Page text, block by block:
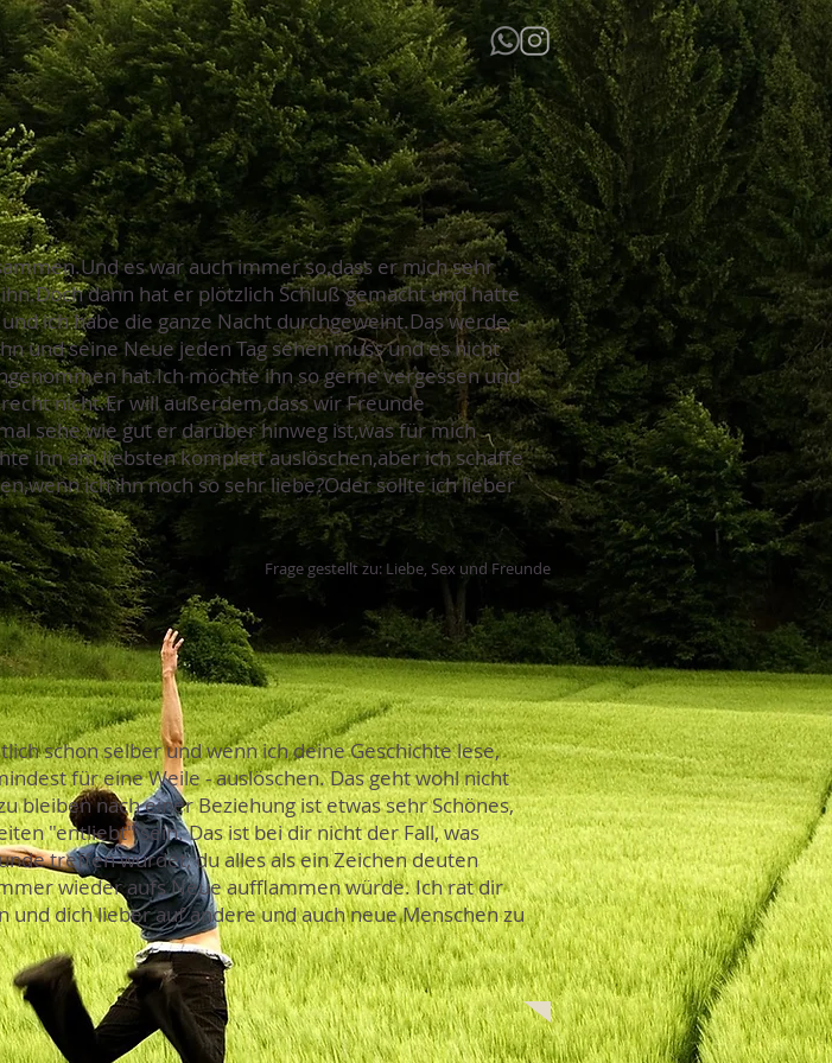
es war auch immer so,dass er mich sehr
dann hat er plötzlich Schluß gemacht und hatte
ich habe die ganze Nacht durchgeweint.Das werde
und seine Neue jeden Tag sehen muss und es nicht
hat.Ich möchte ihn so gerne vergessen und
nicht.Er will außerdem,dass wir Freunde
sehe wie gut er darüber hinweg ist,was für mich
ihn am liebsten komplett auslöschen,aber ich schaffe
ich ihn noch so sehr liebe?Oder sollte ich lieber
Frage gestellt zu: Liebe, Sex und Freunde
schon selber und wenn ich deine Geschichte lese,
für eine Weile - auslöschen. Das geht wohl nicht
bleiben nach einer Beziehung ist etwas sehr Schönes,
"entliebt" sein. Das ist bei dir nicht der Fall, was
treffen würdet, du alles als ein Zeichen deuten
wieder aufs Neue aufflammen würde. Ich rat dir
dich lieber auf andere und auch neue Menschen zu